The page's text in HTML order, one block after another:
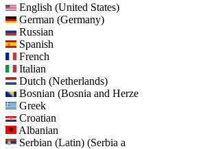
English (United States)
German (Germany)
Russian
Spanish
French
Italian
Dutch (Netherlands)
Bosnian (Bosnia and Herze
Greek
Croatian
Albanian
Serbian (Latin) (Serbia a